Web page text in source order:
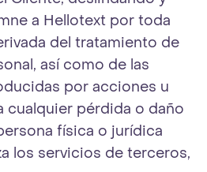
a Hellotext por toda
del tratamiento de
así como de las
por acciones u
cualquier pérdida o daño
física o jurídica
los servicios de terceros,